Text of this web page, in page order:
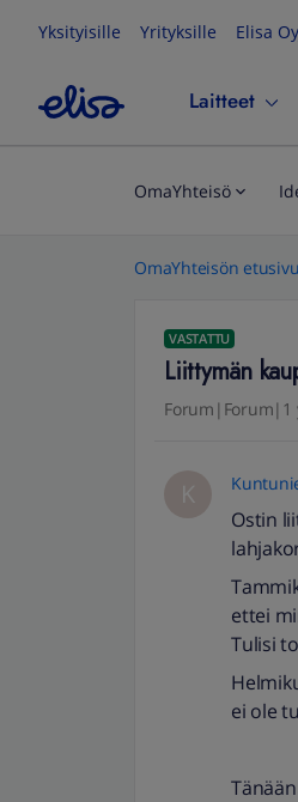
Yksityisille Yrityksille Elisa
Laitteet
OmaYhteisö
OmaYhteisön etusivu
VASTATTU
Liittymän
Forum|Forum|1
K
Ostin
ettei
Tulisi
ei ole